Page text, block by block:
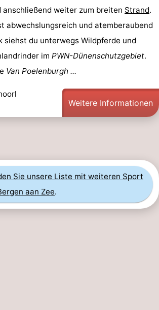
anschließend weiter zum breiten Strand.
abwechslungsreich und atemberaubend
siehst du unterwegs Wildpferde und
im PWN-Dünenschutzgebiet.
Van Poelenburgh ...
Weitere Informationen
Sie unsere Liste mit weiteren Sport
aan Zee.